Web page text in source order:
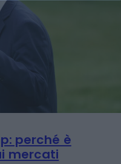
perché è
mercati